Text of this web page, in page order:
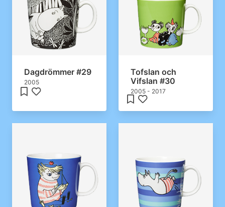
Dagdrömmer #29
2005
Tofslan och
Vifslan #30
2005 - 2017